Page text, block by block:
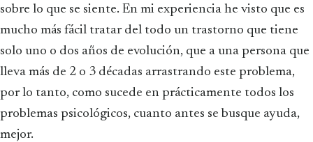
sobre lo que se siente. En mi experiencia he visto que es
mucho más fácil tratar del todo un trastorno que tiene
solo uno o dos años de evolución, que a una persona que
lleva más de 2 o 3 décadas arrastrando este problema,
por lo tanto, como sucede en prácticamente todos los
problemas psicológicos, cuanto antes se busque ayuda,
mejor.